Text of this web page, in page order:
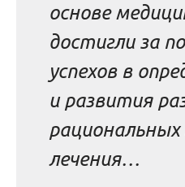
основе
достигли за
успехов в
и развития
лечения…